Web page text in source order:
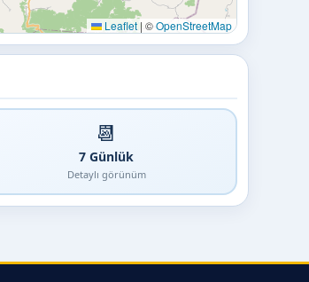
Leaflet | ©OpenStreetMap
📆
7 Günlük
Detaylı görünüm